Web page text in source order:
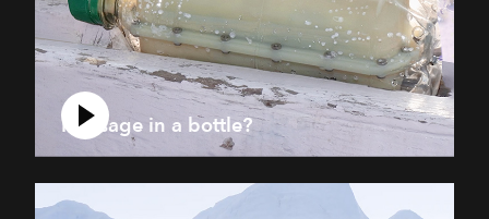
Message in a bottle?